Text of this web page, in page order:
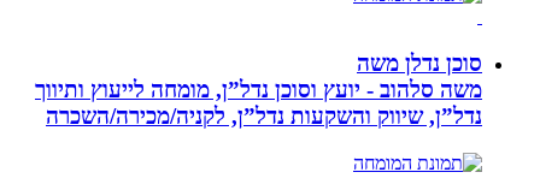
סוכן נדלן משה
משה סלהוב - יועץ וסוכן נדל”ן, מומחה לייעוץ ותיווך
נדל”ן, שיווק והשקעות נדל”ן, לקניה/מכירה/השכרה